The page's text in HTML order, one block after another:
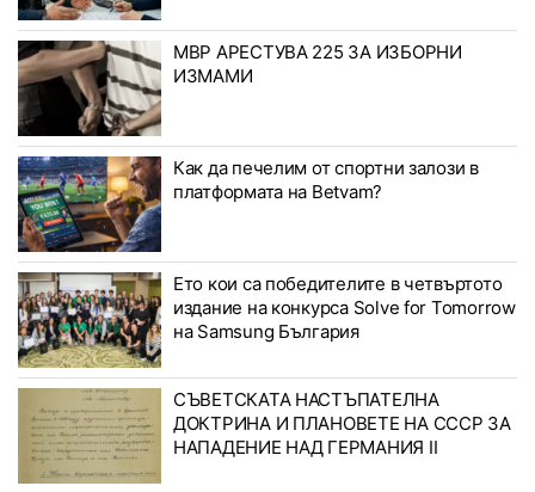
МВР АРЕСТУВА 225 ЗА ИЗБОРНИ
ИЗМАМИ
Как да печелим от спортни залози в
платформата на Betvam?
Ето кои са победителите в четвъртото
издание на конкурса Solve for Tomorrow
на Samsung България
СЪВЕТСКАТА НАСТЪПАТЕЛНА
ДОКТРИНА И ПЛАНОВЕТЕ НА СССР ЗА
НАПАДЕНИЕ НАД ГЕРМАНИЯ II